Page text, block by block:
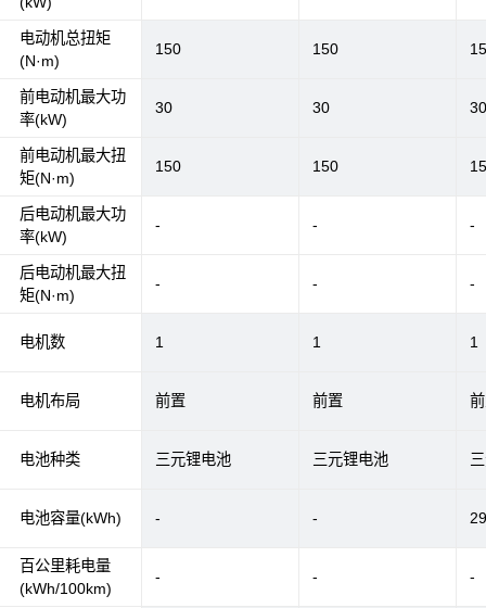
电动机总扭矩
(N·m)
前电动机最大功
率(kW)
前电动机最大扭
矩(N·m)
后电动机最大功
率(kW)
后电动机最大扭
矩(N·m)
电机数
电机布局
电池种类
电池容量(kWh)
百公里耗电量
(kWh/100km)
150 150
30 30
150 150
- - -
- - -
1 1 1
前置 前置
三元锂电池 三元锂电池
- -
- - -